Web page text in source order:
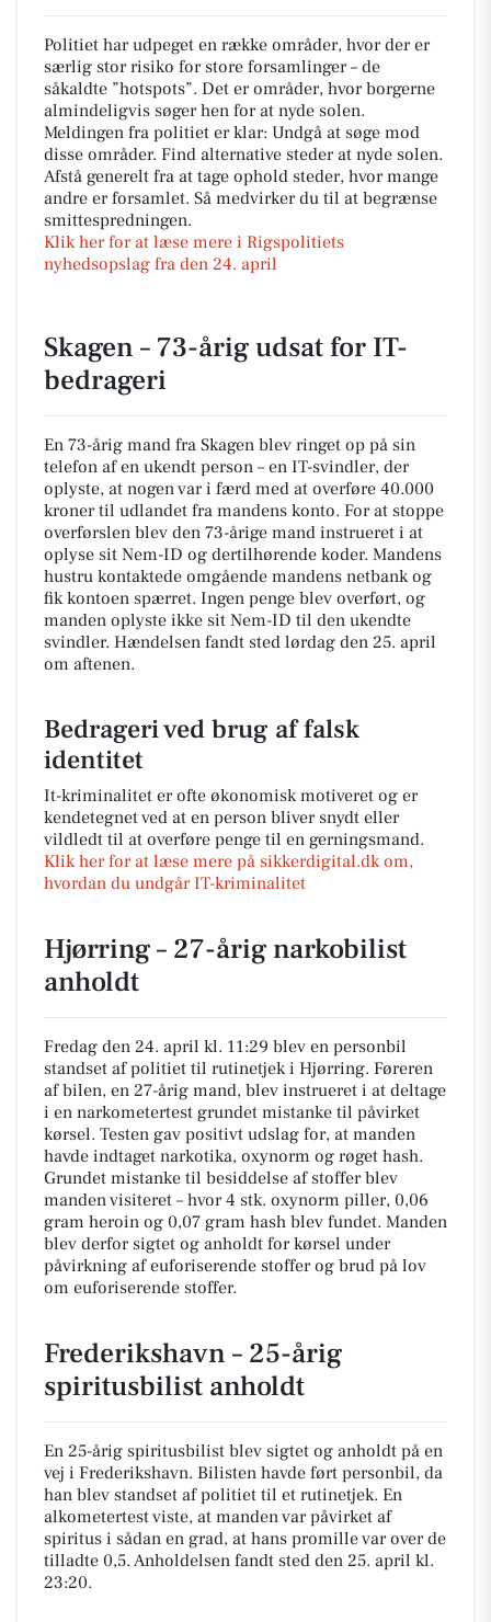
Politiet har udpeget en række områder, hvor der er
særlig stor risiko for store forsamlinger – de
såkaldte ”hotspots”. Det er områder, hvor borgerne
almindeligvis søger hen for at nyde solen.
Meldingen fra politiet er klar: Undgå at søge mod
disse områder. Find alternative steder at nyde solen.
Afstå generelt fra at tage ophold steder, hvor mange
andre er forsamlet. Så medvirker du til at begrænse
smittespredningen.
Klik her for at læse mere i Rigspolitiets
nyhedsopslag fra den 24. april
Skagen – 73-årig udsat for IT-
bedrageri
En 73-årig mand fra Skagen blev ringet op på sin
telefon af en ukendt person – en IT-svindler, der
oplyste, at nogen var i færd med at overføre 40.000
kroner til udlandet fra mandens konto. For at stoppe
overførslen blev den 73-årige mand instrueret i at
oplyse sit Nem-ID og dertilhørende koder. Mandens
hustru kontaktede omgående mandens netbank og
fik kontoen spærret. Ingen penge blev overført, og
manden oplyste ikke sit Nem-ID til den ukendte
svindler. Hændelsen fandt sted lørdag den 25. april
om aftenen.
Bedrageri ved brug af falsk
identitet
It-kriminalitet er ofte økonomisk motiveret og er
kendetegnet ved at en person bliver snydt eller
vildledt til at overføre penge til en gerningsmand.
Klik her for at læse mere på sikkerdigital.dk om,
hvordan du undgår IT-kriminalitet
Hjørring – 27-årig narkobilist
anholdt
Fredag den 24. april kl. 11:29 blev en personbil
standset af politiet til rutinetjek i Hjørring. Føreren
af bilen, en 27-årig mand, blev instrueret i at deltage
i en narkometertest grundet mistanke til påvirket
kørsel. Testen gav positivt udslag for, at manden
havde indtaget narkotika, oxynorm og røget hash.
Grundet mistanke til besiddelse af stoffer blev
manden visiteret – hvor 4 stk. oxynorm piller, 0,06
gram heroin og 0,07 gram hash blev fundet. Manden
blev derfor sigtet og anholdt for kørsel under
påvirkning af euforiserende stoffer og brud på lov
om euforiserende stoffer.
Frederikshavn – 25-årig
spiritusbilist anholdt
En 25-årig spiritusbilist blev sigtet og anholdt på en
vej i Frederikshavn. Bilisten havde ført personbil, da
han blev standset af politiet til et rutinetjek. En
alkometertest viste, at manden var påvirket af
spiritus i sådan en grad, at hans promille var over de
tilladte 0,5. Anholdelsen fandt sted den 25. april kl.
23:20.